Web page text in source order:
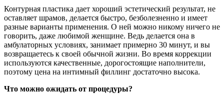
Контурная пластика дает хороший эстетический результат, не
оставляет шрамов, делается быстро, безболезненно и имеет
разные варианты применения. О ней можно никому ничего не
говорить, даже любимой женщине. Ведь делается она в
амбулаторных условиях, занимает примерно 30 минут, и вы
возвращаетесь к своей обычной жизни. Во время коррекции
используются качественные, дорогостоящие наполнители,
поэтому цена на интимный филлинг достаточно высока.
Что можно ожидать от процедуры?